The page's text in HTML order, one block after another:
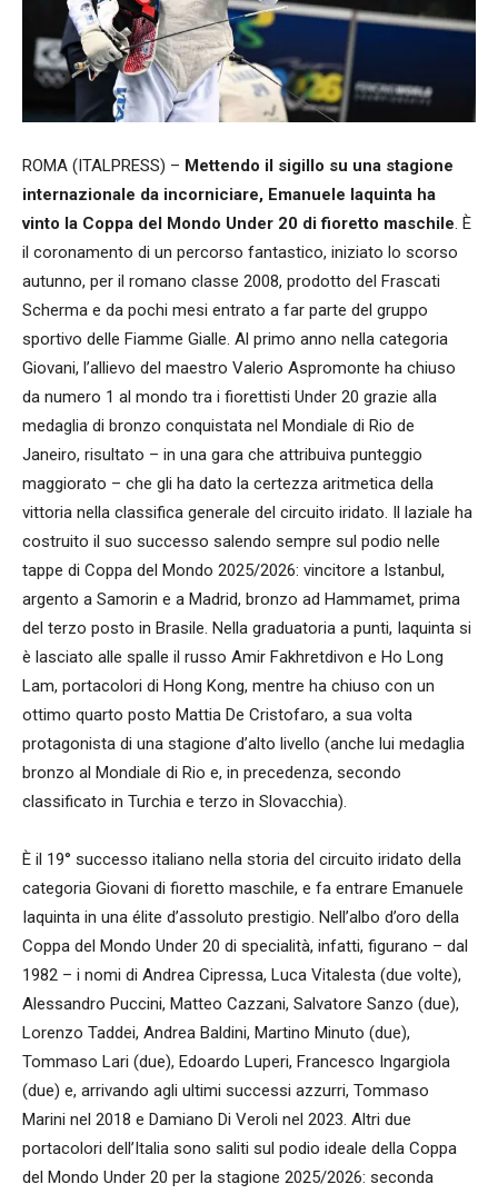
ROMA (ITALPRESS) – Mettendo il sigillo su una stagione
internazionale da incorniciare, Emanuele Iaquinta ha
vinto la Coppa del Mondo Under 20 di fioretto maschile. È
il coronamento di un percorso fantastico, iniziato lo scorso
autunno, per il romano classe 2008, prodotto del Frascati
Scherma e da pochi mesi entrato a far parte del gruppo
sportivo delle Fiamme Gialle. Al primo anno nella categoria
Giovani, l’allievo del maestro Valerio Aspromonte ha chiuso
da numero 1 al mondo tra i fiorettisti Under 20 grazie alla
medaglia di bronzo conquistata nel Mondiale di Rio de
Janeiro, risultato – in una gara che attribuiva punteggio
maggiorato – che gli ha dato la certezza aritmetica della
vittoria nella classifica generale del circuito iridato. Il laziale ha
costruito il suo successo salendo sempre sul podio nelle
tappe di Coppa del Mondo 2025/2026: vincitore a Istanbul,
argento a Samorin e a Madrid, bronzo ad Hammamet, prima
del terzo posto in Brasile. Nella graduatoria a punti, Iaquinta si
è lasciato alle spalle il russo Amir Fakhretdivon e Ho Long
Lam, portacolori di Hong Kong, mentre ha chiuso con un
ottimo quarto posto Mattia De Cristofaro, a sua volta
protagonista di una stagione d’alto livello (anche lui medaglia
bronzo al Mondiale di Rio e, in precedenza, secondo
classificato in Turchia e terzo in Slovacchia).
È il 19° successo italiano nella storia del circuito iridato della
categoria Giovani di fioretto maschile, e fa entrare Emanuele
Iaquinta in una élite d’assoluto prestigio. Nell’albo d’oro della
Coppa del Mondo Under 20 di specialità, infatti, figurano – dal
1982 – i nomi di Andrea Cipressa, Luca Vitalesta (due volte),
Alessandro Puccini, Matteo Cazzani, Salvatore Sanzo (due),
Lorenzo Taddei, Andrea Baldini, Martino Minuto (due),
Tommaso Lari (due), Edoardo Luperi, Francesco Ingargiola
(due) e, arrivando agli ultimi successi azzurri, Tommaso
Marini nel 2018 e Damiano Di Veroli nel 2023. Altri due
portacolori dell’Italia sono saliti sul podio ideale della Coppa
del Mondo Under 20 per la stagione 2025/2026: seconda